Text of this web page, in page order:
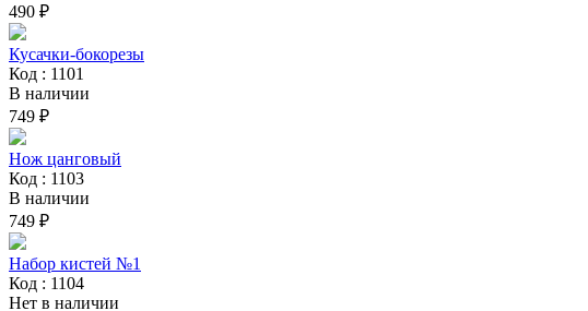
490 ₽
Кусачки-бокорезы
Код : 1101
В наличии
749 ₽
Нож цанговый
Код : 1103
В наличии
749 ₽
Набор кистей №1
Код : 1104
Нет в наличии